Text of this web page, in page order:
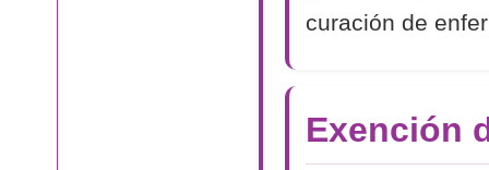
curación de
Exención